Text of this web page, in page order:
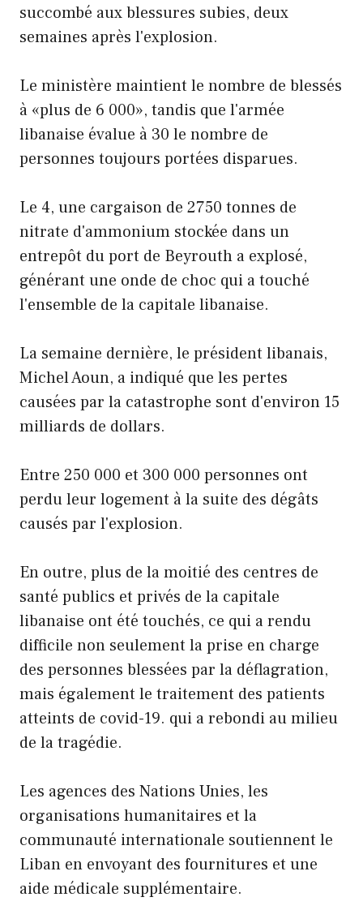
succombé aux blessures subies, deux
semaines après l'explosion.
Le ministère maintient le nombre de blessés
à «plus de 6 000», tandis que l'armée
libanaise évalue à 30 le nombre de
personnes toujours portées disparues.
Le 4, une cargaison de 2750 tonnes de
nitrate d'ammonium stockée dans un
entrepôt du port de Beyrouth a explosé,
générant une onde de choc qui a touché
l'ensemble de la capitale libanaise.
La semaine dernière, le président libanais,
Michel Aoun, a indiqué que les pertes
causées par la catastrophe sont d'environ 15
milliards de dollars.
Entre 250 000 et 300 000 personnes ont
perdu leur logement à la suite des dégâts
causés par l'explosion.
En outre, plus de la moitié des centres de
santé publics et privés de la capitale
libanaise ont été touchés, ce qui a rendu
difficile non seulement la prise en charge
des personnes blessées par la déflagration,
mais également le traitement des patients
atteints de covid-19. qui a rebondi au milieu
de la tragédie.
Les agences des Nations Unies, les
organisations humanitaires et la
communauté internationale soutiennent le
Liban en envoyant des fournitures et une
aide médicale supplémentaire.